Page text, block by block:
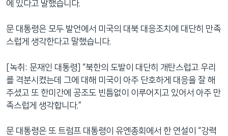
에 있다고 말했습니다.
문 대통령은 모두 발언에서 미국의 대북 대응조치에 대단히 만족
스럽게 생각한다고 말했습니다.
[녹취: 문재인 대통령] “북한의 도발이 대단히 개탄스럽고 우리
를 격분시켰는데 그에 대해 미국이 아주 단호하게 대응을 잘 해
주셨고 또 한미간에 공조도 빈틈없이 이루어지고 있어서 아주 만
족스럽게 생각합니다.”
문 대통령은 또 트럼프 대통령이 유엔총회에서 한 연설이 “강력